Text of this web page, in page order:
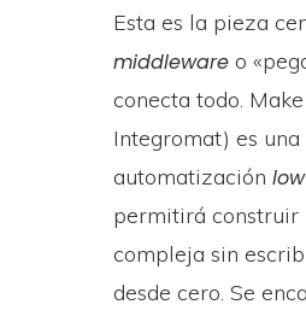
Esta es la pieza
middleware o
conecta todo.
Integromat) es
automatización
permitirá construir
compleja sin
desde cero. Se